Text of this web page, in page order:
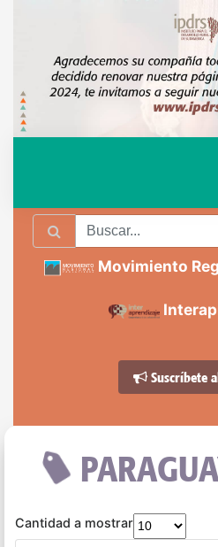
Movimiento
Suscríbete
Cantidad a mostrar